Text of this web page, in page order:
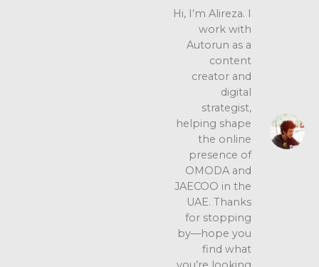
Hi, I’m Alireza. I
work with
Autorun as a
content
creator and
digital
strategist,
helping shape
the online
presence of
OMODA and
JAECOO in the
UAE. Thanks
for stopping
by—hope you
find what